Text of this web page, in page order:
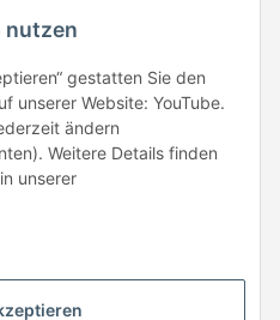
nutzen
gestatten Sie den
unserer Website: YouTube.
ändern
Weitere Details finden
unserer